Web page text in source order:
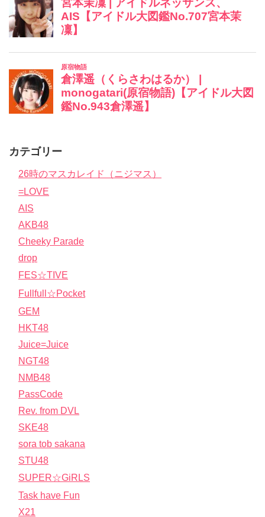
カテゴリー
26時のマスカレイド（ニジマス）
=LOVE
AIS
AKB48
Cheeky Parade
drop
FES☆TIVE
Fullfull☆Pocket
GEM
HKT48
Juice=Juice
NGT48
NMB48
PassCode
Rev. from DVL
SKE48
sora tob sakana
STU48
SUPER☆GiRLS
Task have Fun
X21